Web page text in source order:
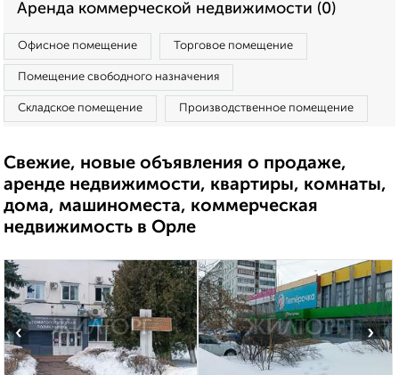
Аренда коммерческой недвижимости (0)
Офисное помещение Торговое помещение
Помещение свободного назначения
Складское помещение Производственное помещение
Свежие, новые объявления о продаже,
аренде недвижимости, квартиры, комнаты,
дома, машиноместа, коммерческая
недвижимость в Орле
‹ ›